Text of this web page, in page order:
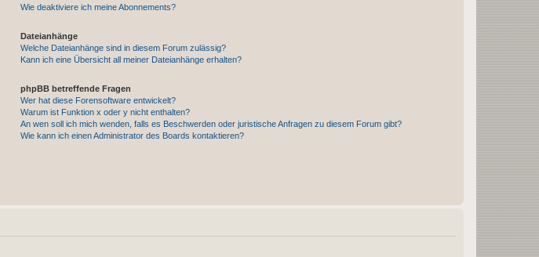
Wie deaktiviere ich meine Abonnements?
Dateianhänge
Welche Dateianhänge sind in diesem Forum zulässig?
Kann ich eine Übersicht all meiner Dateianhänge erhalten?
phpBB betreffende Fragen
Wer hat diese Forensoftware entwickelt?
Warum ist Funktion x oder y nicht enthalten?
An wen soll ich mich wenden, falls es Beschwerden oder juristische Anfragen zu diesem Forum gibt?
Wie kann ich einen Administrator des Boards kontaktieren?